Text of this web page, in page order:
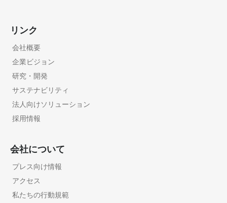
リンク
会社概要
企業ビジョン
研究・開発
サステナビリティ
法人向けソリューション
採用情報
会社について
プレス向け情報
アクセス
私たちの行動規範